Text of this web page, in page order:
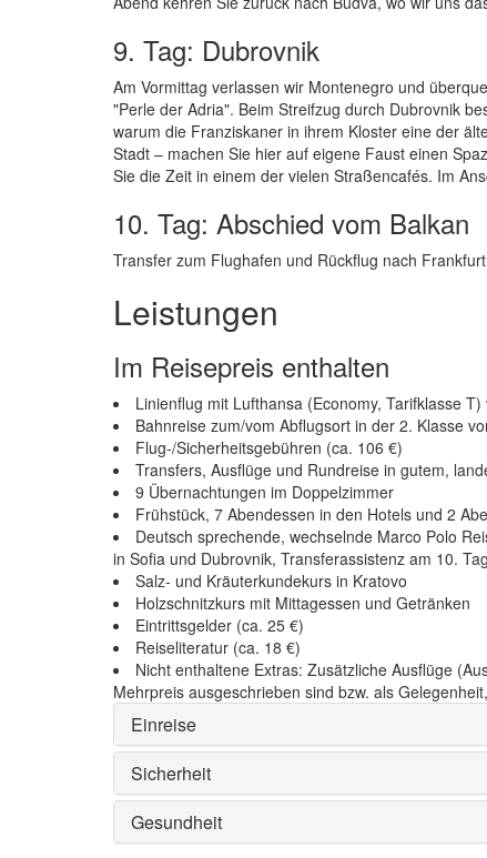
9. Tag: Dubrovnik
Am Vormittag verlassen wir Montenegro und
"Perle der Adria". Beim Streifzug durch Dubrovnik
warum die Franziskaner in ihrem Kloster eine der
Stadt – machen Sie hier auf eigene Faust einen
Sie die Zeit in einem der vielen Straßencafés. Im
10. Tag: Abschied vom Balkan
Transfer zum Flughafen und Rückflug nach
Leistungen
Im Reisepreis enthalten
Linienflug mit Lufthansa (Economy, Tarifklasse
Bahnreise zum/vom Abflugsort in der 2. Klasse
Flug-/Sicherheitsgebühren (ca. 106 €)
Transfers, Ausflüge und Rundreise in gutem,
9 Übernachtungen im Doppelzimmer
Frühstück, 7 Abendessen in den Hotels und 2
Deutsch sprechende, wechselnde Marco Polo
in Sofia und Dubrovnik, Transferassistenz am 10. Tag
Salz- und Kräuterkundekurs in Kratovo
Holzschnitzkurs mit Mittagessen und Getränken
Eintrittsgelder (ca. 25 €)
Reiseliteratur (ca. 18 €)
Nicht enthaltene Extras: Zusätzliche Ausflüge
Mehrpreis ausgeschrieben sind bzw. als
Einreise
Sicherheit
Gesundheit